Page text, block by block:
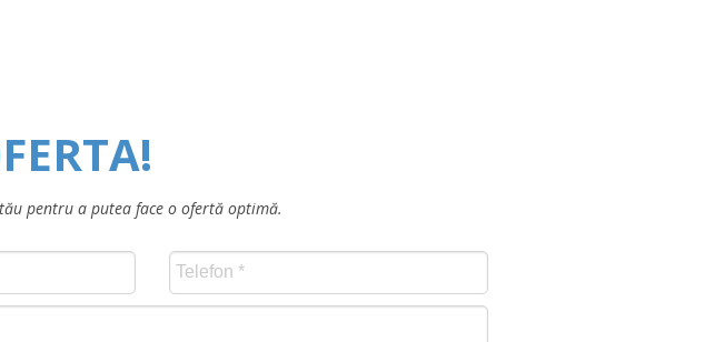
pentru a putea face o ofertă optimă.